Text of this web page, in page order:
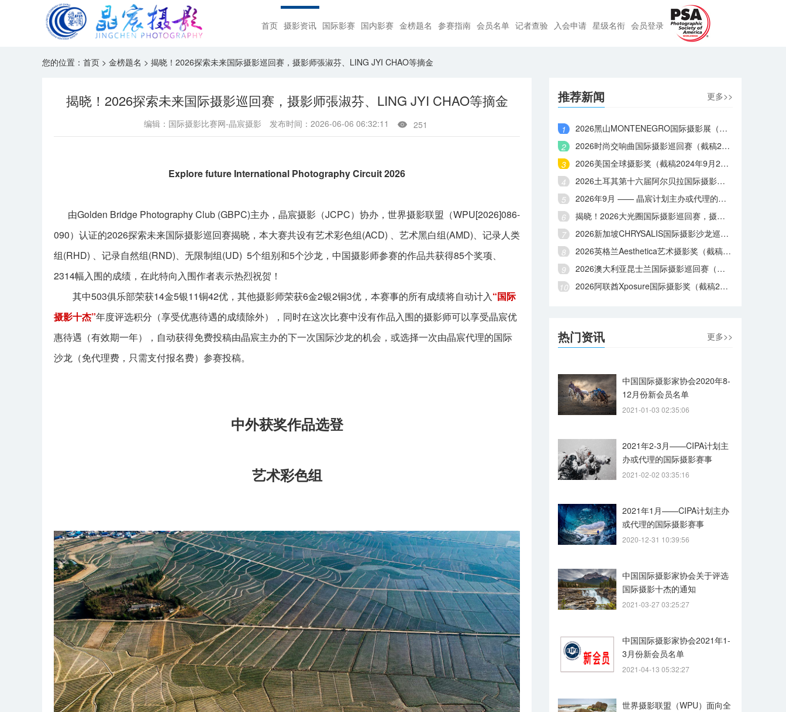
首页 摄影资讯 国际影赛 国内影赛 金榜题名 参赛指南 会员名单 记者查验 入会申请 星级名衔 会员登录
您的位置： 首页 > 金榜题名 > 揭晓！2026探索未来国际摄影巡回赛，摄影师張淑芬、LING JYI CHAO等摘金
揭晓！2026探索未来国际摄影巡回赛，摄影师張淑芬、LING JYI CHAO等摘金
编辑：国际摄影比赛网-晶宸摄影 发布时间：2026-06-06 06:32:11  251
Explore future International Photography Circuit 2026
由Golden Bridge Photography Club (GBPC)主办，晶宸摄影（JCPC）协办，世界摄影联盟（WPU[2026]086-
090）认证的2026探索未来国际摄影巡回赛揭晓，本大赛共设有艺术彩色组(ACD) 、艺术黑白组(AMD)、记录人类
组(RHD) 、记录自然组(RND)、无限制组(UD) 5个组别和5个沙龙，中国摄影师参赛的作品共获得85个奖项、
2314幅入围的成绩，在此特向入围作者表示热烈祝贺！
其中503俱乐部荣获14金5银11铜42优，其他摄影师荣获6金2银2铜3优，本赛事的所有成绩将自动计入“国际
摄影十杰”年度评选积分（享受优惠待遇的成绩除外），同时在这次比赛中没有作品入围的摄影师可以享受晶宸优
惠待遇（有效期一年），自动获得免费投稿由晶宸主办的下一次国际沙龙的机会，或选择一次由晶宸代理的国际
沙龙（免代理费，只需支付报名费）参赛投稿。
中外获奖作品选登
艺术彩色组
推荐新闻 更多>>
2026黑山MONTENEGRO国际摄影展（截稿2026年9月6日）
2026时尚交响曲国际摄影巡回赛（截稿2026年9月3日）
2026美国全球摄影奖（截稿2024年9月2日）
2026土耳其第十六届阿尔贝拉国际摄影大赛（截稿2023年9月1日）
2026年9月 —— 晶宸计划主办或代理的国际摄影赛事
揭晓！2026大光圈国际摄影巡回赛，摄影师王献艺、屈鹏程等摘金
2026新加坡CHRYSALIS国际摄影沙龙巡回赛（截稿2026年8月31日）
2026英格兰Aesthetica艺术摄影奖（截稿2026年8月29日）
2026澳大利亚昆士兰国际摄影巡回赛（截稿2026年8月28日）
2026阿联酋Xposure国际摄影奖（截稿2026年8月27日）
热门资讯 更多>>
中国国际摄影家协会2020年8-
12月份新会员名单
2021-01-03 02:35:06
2021年2-3月——CIPA计划主
办或代理的国际摄影赛事
2021-02-02 03:35:16
2021年1月——CIPA计划主办
或代理的国际摄影赛事
2020-12-31 10:39:56
中国国际摄影家协会关于评选
国际摄影十杰的通知
2021-03-27 03:25:27
中国国际摄影家协会2021年1-
3月份新会员名单
2021-04-13 05:32:27
世界摄影联盟（WPU）面向全